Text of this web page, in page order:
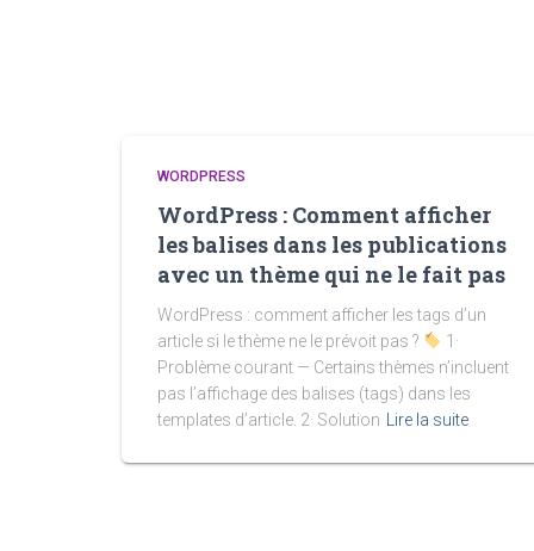
WORDPRESS
WordPress : Comment afficher
les balises dans les publications
avec un thème qui ne le fait pas
WordPress : comment afficher les tags d’un
article si le thème ne le prévoit pas ?
1·
Problème courant — Certains thèmes n’incluent
pas l’affichage des balises (tags) dans les
templates d’article. 2· Solution
Lire la suite